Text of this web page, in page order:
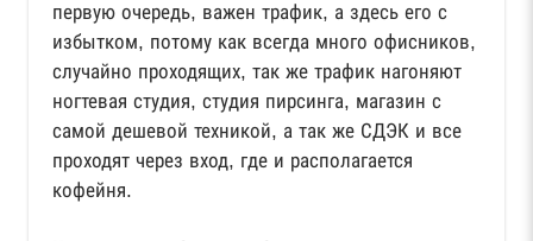
первую очередь, важен трафик, а здесь его с
избытком, потому как всегда много офисников,
случайно проходящих, так же трафик нагоняют
ногтевая студия, студия пирсинга, магазин с
самой дешевой техникой, а так же СДЭК и все
проходят через вход, где и располагается
кофейня.